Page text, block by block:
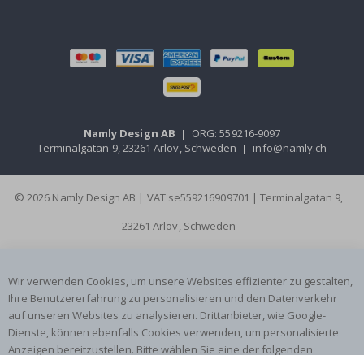
Namly Design AB | ORG: 559216-9097
Terminalgatan 9, 23261 Arlöv, Schweden | info@namly.ch
© 2026 Namly Design AB | VAT se559216909701 | Terminalgatan 9,
23261 Arlöv, Schweden
Wir verwenden Cookies, um unsere Websites effizienter zu gestalten,
Ihre Benutzererfahrung zu personalisieren und den Datenverkehr
auf unseren Websites zu analysieren. Drittanbieter, wie Google-
Dienste, können ebenfalls Cookies verwenden, um personalisierte
Anzeigen bereitzustellen. Bitte wählen Sie eine der folgenden